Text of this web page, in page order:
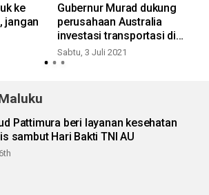
ke
jangan
Gubernur Murad dukung
perusahaan Australia
investasi transportasi di
Maluku, gairahkan
perekonomian
Sabtu, 3 Juli 2021
Pattimura beri layanan kesehatan
sambut Hari Bakti TNI AU